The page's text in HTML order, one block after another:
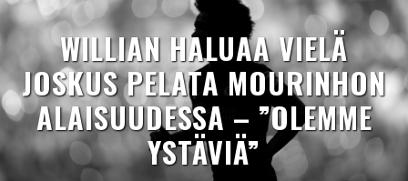
WILLIAN HALUAA VIELÄ
JOSKUS PELATA MOURINHON
ALAISUUDESSA – ”OLEMME
YSTÄVIÄ”